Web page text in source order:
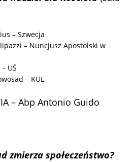
– Szwecja
– Nuncjusz Apostolski w
UŚ
– KUL
– Abp Antonio Guido
zmierza społeczeństwo?